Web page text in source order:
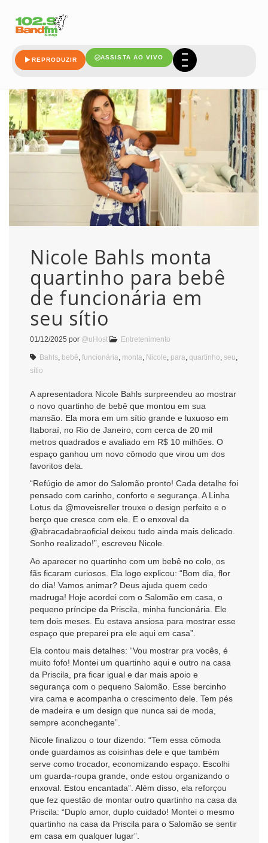
REPRODUZIR ASSISTA AO VIVO
sitio
Nicole Bahls monta
quartinho para bebê
de funcionária em
seu sítio
01/12/2025 por @uHost Entretenimento
Bahls bebê funcionária monta Nicole para quartinho seu
sítio
A apresentadora Nicole Bahls surpreendeu ao mostrar
o novo quartinho de bebê que montou em sua
mansão. Ela mora em um sítio grande e luxuoso em
Itaboraí, no Rio de Janeiro, com cerca de 20 mil
metros quadrados e avaliado em R$ 10 milhões. O
espaço ganhou um novo cômodo que virou um dos
favoritos dela.
“Refúgio de amor do Salomão pronto! Cada detalhe foi
pensado com carinho, conforto e segurança. A Linha
Lotus da @moveisreller trouxe o design perfeito e o
berço que cresce com ele. E o enxoval da
@abracadabraoficial deixou tudo ainda mais delicado.
Sonho realizado!”, escreveu Nicole.
Ao aparecer no quartinho com um bebê no colo, os
fãs ficaram curiosos. Ela logo explicou: “Bom dia, flor
do dia! Vamos animar? Deus ajuda quem cedo
madruga! Hoje acordei com o Salomão em casa, o
pequeno príncipe da Priscila, minha funcionária. Ele
tem dois meses. Eu estava ansiosa para mostrar esse
espaço que preparei pra ele aqui em casa”.
Ela contou mais detalhes: “Vou mostrar pra vocês, é
muito fofo! Montei um quartinho aqui e outro na casa
da Priscila, pra ficar igual e dar mais apoio e
segurança com o pequeno Salomão. Esse bercinho
vira cama e acompanha o crescimento dele. Tem pés
de madeira e um design que nunca sai de moda,
sempre aconchegante”.
Nicole finalizou o tour dizendo: “Tem essa cômoda
onde guardamos as coisinhas dele e que também
serve como trocador, economizando espaço. Escolhi
um guarda-roupa grande, onde estou organizando o
enxoval. Estou encantada”. Além disso, ela reforçou
que fez questão de montar outro quartinho na casa da
Priscila: “Duplo amor, duplo cuidado! Montei o mesmo
quartinho na casa da Priscila para o Salomão se sentir
em casa em qualquer lugar”.